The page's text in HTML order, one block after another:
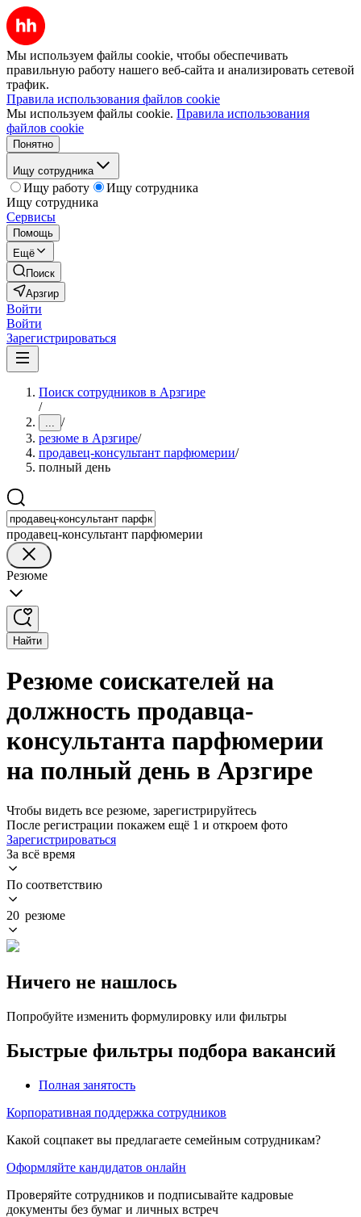
Мы используем файлы cookie, чтобы обеспечивать
правильную работу нашего веб-сайта и анализировать сетевой
трафик.
Правила использования файлов cookie
Мы используем файлы cookie. Правила использования
файлов cookie
Понятно
Ищу сотрудника
Ищу работу
Ищу сотрудника
Ищу сотрудника
Сервисы
Помощь
Ещё
Поиск
Арзгир
Войти
Войти
Зарегистрироваться
Поиск сотрудников в Арзгире
/
... /
резюме в Арзгире/
продавец-консультант парфюмерии/
полный день
продавец-консультант парфюмерии
Резюме
Найти
Резюме соискателей на
должность продавца-
консультанта парфюмерии
на полный день в Арзгире
Чтобы видеть все резюме, зарегистрируйтесь
После регистрации покажем ещё 1 и откроем фото
Зарегистрироваться
За всё время
По соответствию
20 резюме
Ничего не нашлось
Попробуйте изменить формулировку или фильтры
Быстрые фильтры подбора вакансий
Полная занятость
Корпоративная поддержка сотрудников
Какой соцпакет вы предлагаете семейным сотрудникам?
Оформляйте кандидатов онлайн
Проверяйте сотрудников и подписывайте кадровые
документы без бумаг и личных встреч